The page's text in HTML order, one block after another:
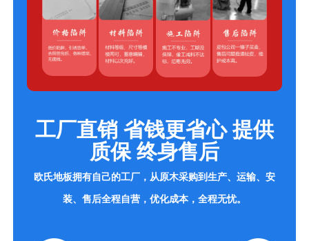
工厂直销 省钱更省心 提供
质保 终身售后
欧氏地板拥有自己的工厂，从原木采购到生产、运输、安
装、售后全程自营，优化成本，全程无忧。